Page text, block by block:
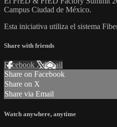
Campus Ciudad de México.
Esta iniciativa utiliza el sistema
Share with friends
Facebook XEmail
Share on Facebook
Share on X
Share via Email
Watch anywhere, anytime